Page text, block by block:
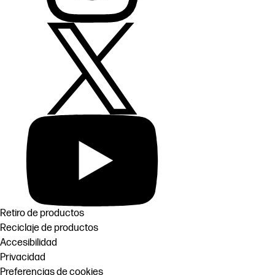
Retiro de productos
Reciclaje de productos
Accesibilidad
Privacidad
Preferencias de cookies